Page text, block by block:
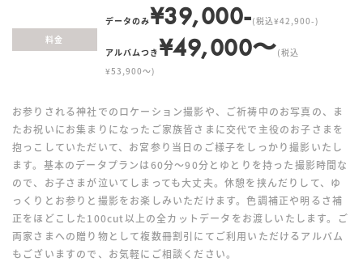
料金
データのみ¥39,000-(税込¥42,900-)
アルバムつき¥49,000〜(税込
¥53,900〜)
お参りされる神社でのロケーション撮影や、ご祈祷中のお写真の、ま
たお祝いにお集まりになったご家族皆さまに交代で主役のお子さまを
抱っこしていただいて、お宮参り当日のご様子をしっかり撮影いたし
ます。基本のデータプランは60分〜90分とゆとりを持った撮影時間な
ので、お子さまが泣いてしまっても大丈夫。休憩を挟んだりして、ゆ
っくりとお参りと撮影をお楽しみいただけます。色調補正や明るさ補
正をほどこした100cut以上の全カットデータをお渡しいたします。ご
両家さまへの贈り物として複数冊割引にてご利用いただけるアルバム
もございますので、お気軽にご相談ください。